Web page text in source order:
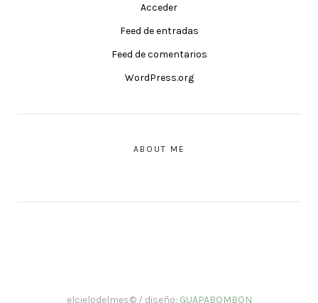
Acceder
Feed de entradas
Feed de comentarios
WordPress.org
ABOUT ME
elcielodelmes© / diseño: GUAPABOMBON